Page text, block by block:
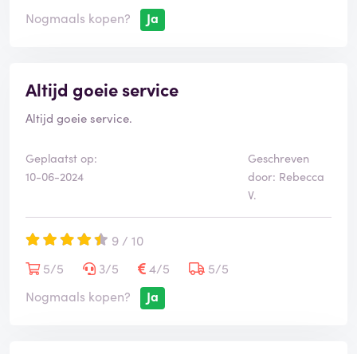
Nogmaals kopen?
Ja
Altijd goeie service
Altijd goeie service.
Geplaatst op:
10-06-2024
Geschreven
door: Rebecca
V.
9 / 10
5/5
3/5 4/5
5/5
Nogmaals kopen?
Ja